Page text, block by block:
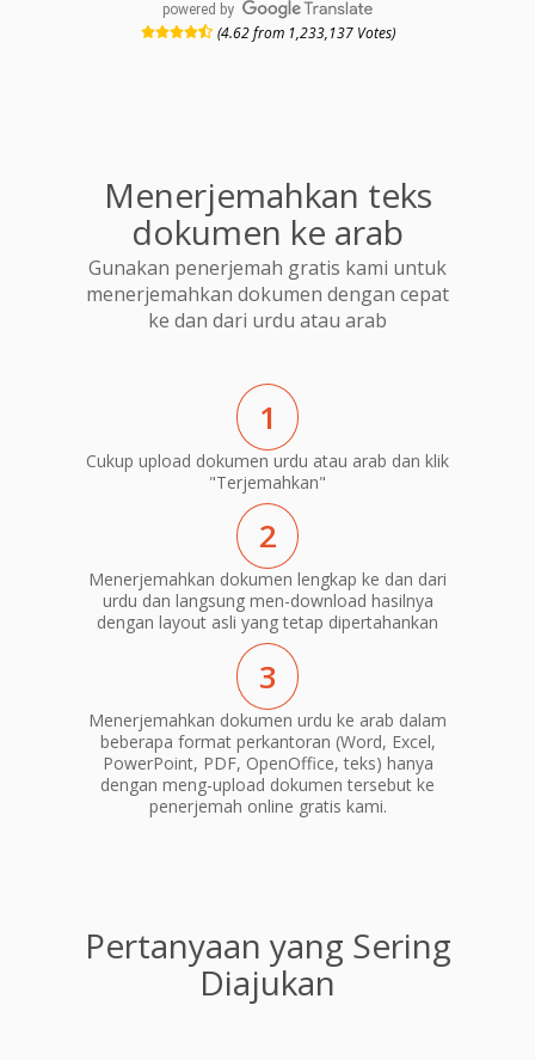
powered by
(4.62 from 1,233,137 Votes)
Menerjemahkan teks
dokumen ke arab
Gunakan penerjemah gratis kami untuk
menerjemahkan dokumen dengan cepat
ke dan dari urdu atau arab
1
Cukup upload dokumen urdu atau arab dan klik
"Terjemahkan"
2
Menerjemahkan dokumen lengkap ke dan dari
urdu dan langsung men-download hasilnya
dengan layout asli yang tetap dipertahankan
3
Menerjemahkan dokumen urdu ke arab dalam
beberapa format perkantoran (Word, Excel,
PowerPoint, PDF, OpenOffice, teks) hanya
dengan meng-upload dokumen tersebut ke
penerjemah online gratis kami.
Pertanyaan yang Sering
Diajukan